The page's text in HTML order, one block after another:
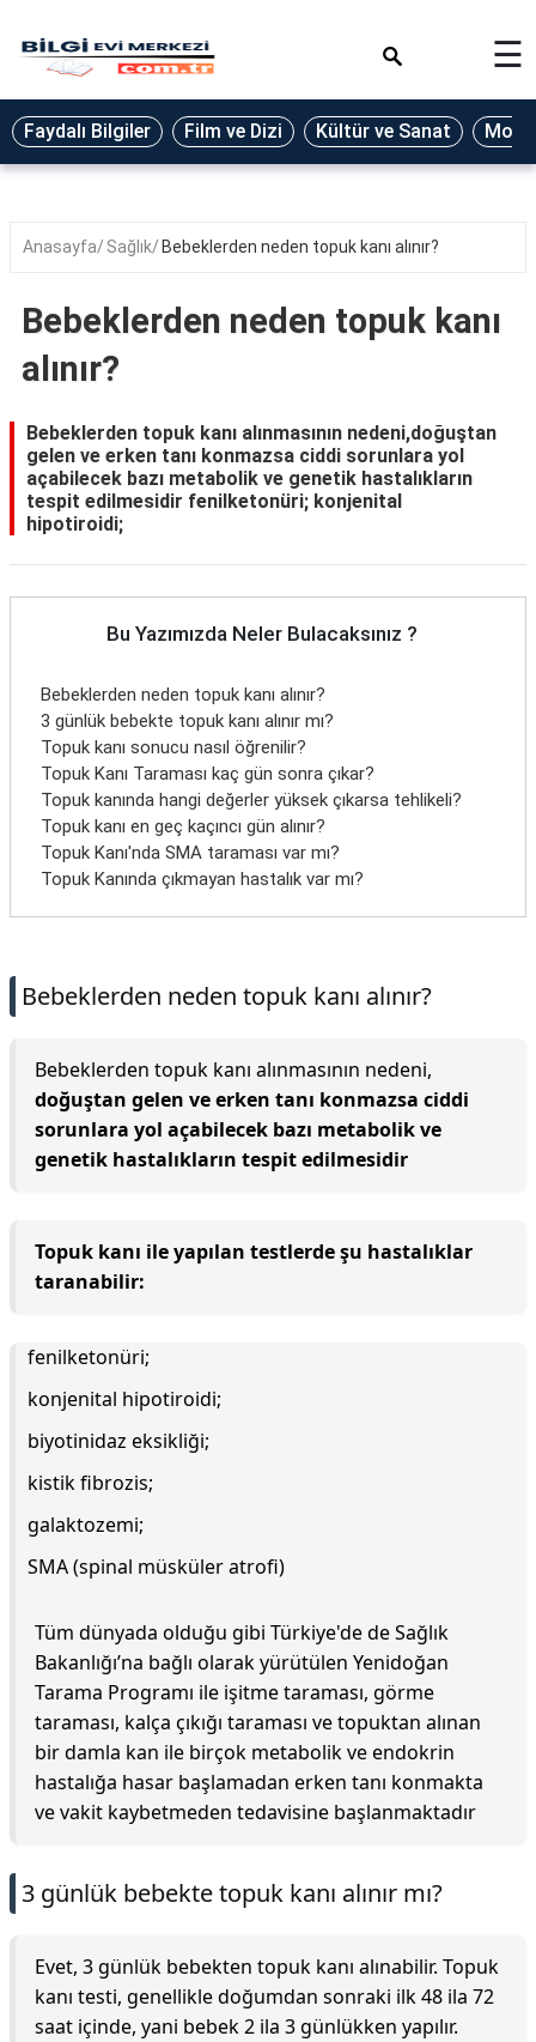
Eğitim
Ekonomi
Seyahat
Oyun
Yaşam
Hukuk
Blog
☰
Faydalı Bilgiler Film ve Dizi Kültür ve Sanat
Anasayfa Sağlık Bebeklerden neden topuk kanı alınır?
Bebeklerden neden topuk kanı
alınır?
Bebeklerden topuk kanı alınmasının nedeni,doğuştan
gelen ve erken tanı konmazsa ciddi sorunlara yol
açabilecek bazı metabolik ve genetik hastalıkların
tespit edilmesidir fenilketonüri; konjenital
hipotiroidi;
Bu Yazımızda Neler Bulacaksınız ?
Bebeklerden neden topuk kanı alınır?
3 günlük bebekte topuk kanı alınır mı?
Topuk kanı sonucu nasıl öğrenilir?
Topuk Kanı Taraması kaç gün sonra çıkar?
Topuk kanında hangi değerler yüksek çıkarsa tehlikeli?
Topuk kanı en geç kaçıncı gün alınır?
Topuk Kanı'nda SMA taraması var mı?
Topuk Kanında çıkmayan hastalık var mı?
Bebeklerden neden topuk kanı alınır?
Bebeklerden topuk kanı alınmasının nedeni,
doğuştan gelen ve erken tanı konmazsa ciddi
sorunlara yol açabilecek bazı metabolik ve
genetik hastalıkların tespit edilmesidir
Topuk kanı ile yapılan testlerde şu hastalıklar
taranabilir:
fenilketonüri;
konjenital hipotiroidi;
biyotinidaz eksikliği;
kistik fibrozis;
galaktozemi;
SMA (spinal müsküler atrofi)
Tüm dünyada olduğu gibi Türkiye'de de Sağlık
Bakanlığı’na bağlı olarak yürütülen Yenidoğan
Tarama Programı ile işitme taraması, görme
taraması, kalça çıkığı taraması ve topuktan alınan
bir damla kan ile birçok metabolik ve endokrin
hastalığa hasar başlamadan erken tanı konmakta
ve vakit kaybetmeden tedavisine başlanmaktadır
3 günlük bebekte topuk kanı alınır mı?
Evet, 3 günlük bebekten topuk kanı alınabilir. Topuk
kanı testi, genellikle doğumdan sonraki ilk 48 ila 72
saat içinde, yani bebek 2 ila 3 günlükken yapılır.